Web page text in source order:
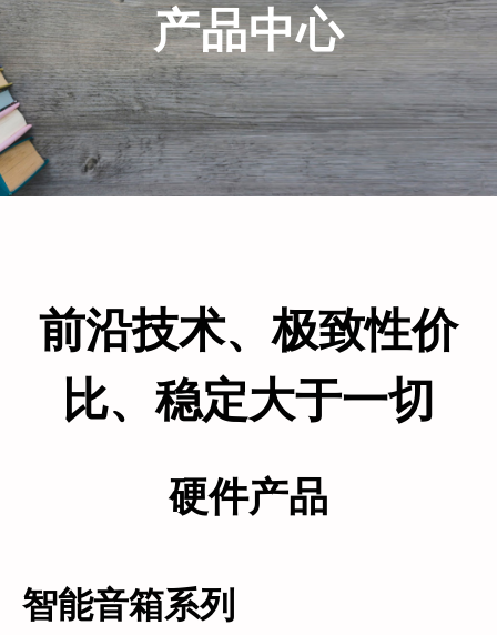
产品中心
前沿技术、极致性价
比、稳定大于一切
硬件产品
智能音箱系列